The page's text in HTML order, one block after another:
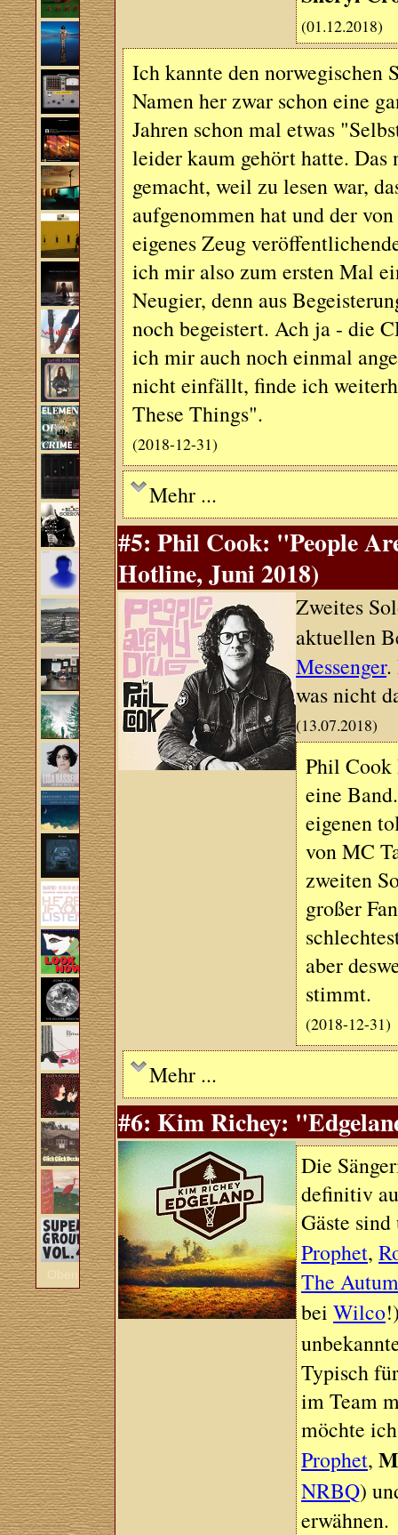
Oben
(01.12.2018)
Ich kannte den norwegischen
Namen her zwar schon eine
Jahren schon mal etwas
leider kaum gehört hatte.
gemacht, weil zu lesen war,
aufgenommen hat und der
eigenes Zeug
ich mir also zum ersten Mal
Neugier, denn aus
noch begeistert. Ach ja - die
ich mir auch noch einmal
nicht einfällt, finde ich
These Things".
(2018-12-31)
Mehr ...
#5: Phil Cook: "People
Hotline, Juni 2018)
Zweites
aktuellen
Messenger.
was nicht
(13.07.2018)
Phil Cook
eine
eigenen
von MC
zweiten
großer
aber
stimmt.
(2018-12-31)
Mehr ...
#6: Kim Richey:
Die
definitiv
Gäste
Prophet,
The
beiWilco
Typisch
im Team
möchte
Prophet,
NRBQ)
erwähnen.